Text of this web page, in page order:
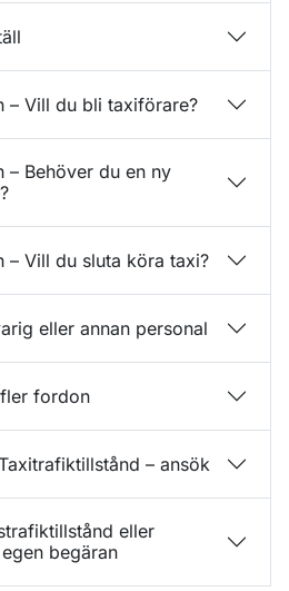
– Vill du bli taxiförare?
Behöver du en ny
– Vill du sluta köra taxi?
eller annan personal
fordon
– ansök
eller
begäran